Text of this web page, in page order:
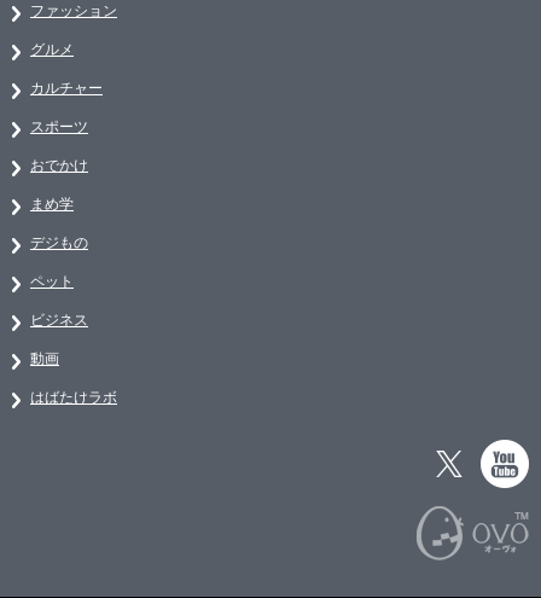
ファッション
グルメ
カルチャー
スポーツ
おでかけ
まめ学
デジもの
ペット
ビジネス
動画
はばたけラボ